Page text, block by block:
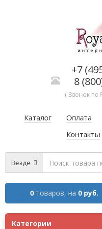
+7
8
( Звонок по
Каталог Оплата
Контакты
Везде
0 товаров, на 0 руб.
Категории